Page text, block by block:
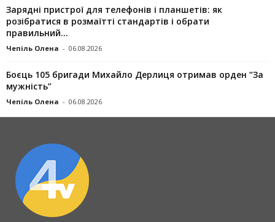
Зарядні пристрої для телефонів і планшетів: як
розібратися в розмаїтті стандартів і обрати
правильний...
Чепіль Олена - 06.08.2026
Боєць 105 бригади Михайло Дерлиця отримав орден “За
мужність”
Чепіль Олена - 06.08.2026